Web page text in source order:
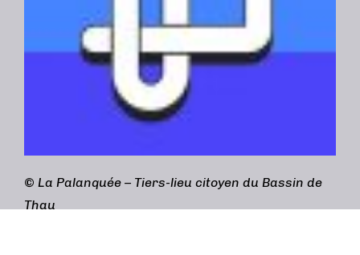
© La Palanquée – Tiers-lieu citoyen du Bassin de
Thau